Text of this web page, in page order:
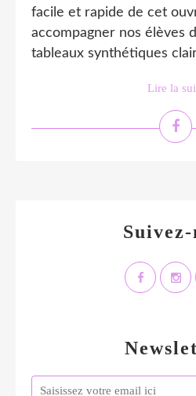
facile et rapide de cet
accompagner nos élèves
tableaux synthétiques
Lire la